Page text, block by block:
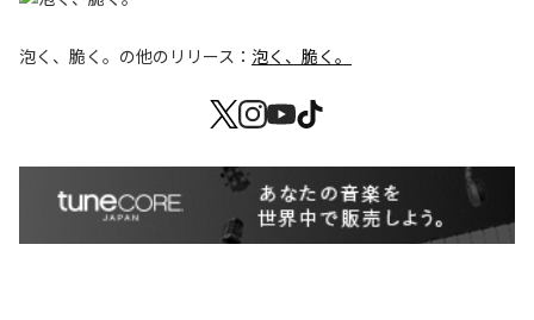
泡く、脆く。 の他のリリース： 泡く、脆く。